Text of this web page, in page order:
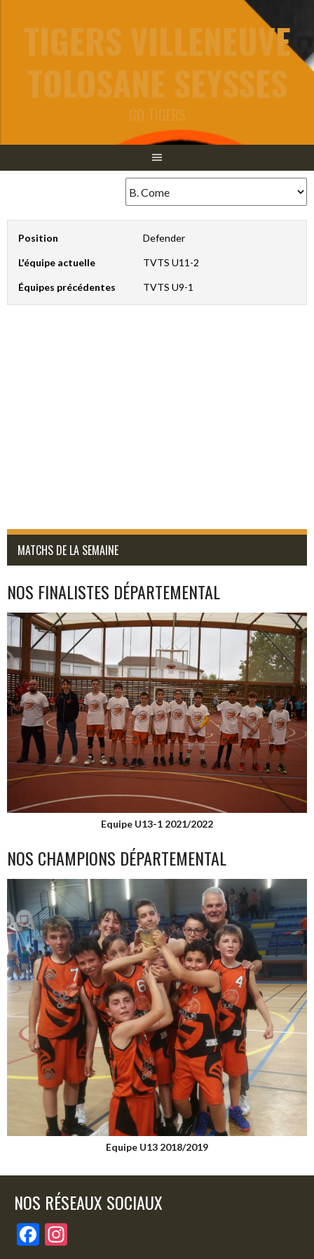
TIGERS VILLENEUVE
TOLOSANE SEYSSES
GO TIGERS
Position Defender
L'équipe actuelle TVTS U11-2
Équipes précédentes TVTS U9-1
MATCHS DE LA SEMAINE
NOS FINALISTES DÉPARTEMENTAL
Equipe U13-1 2021/2022
NOS CHAMPIONS DÉPARTEMENTAL
Equipe U13 2018/2019
NOS RÉSEAUX SOCIAUX
F